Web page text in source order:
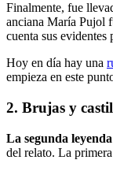
Finalmente, fue
anciana María Pujol
cuenta sus evidentes
Hoy en día hay una
empieza en este
2. Brujas y
La segunda
del relato. La